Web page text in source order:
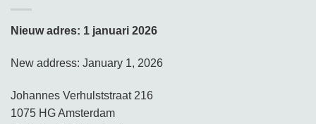
Nieuw adres: 1 januari 2026
New address: January 1, 2026
Johannes Verhulststraat 216
1075 HG Amsterdam